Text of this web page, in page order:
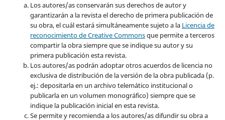
Los autores/as conservarán sus derechos de autor y
garantizarán a la revista el derecho de primera publicación de
su obra, el cuál estará simultáneamente sujeto a la Licencia de
reconocimiento de Creative Commonsque permite a terceros
compartir la obra siempre que se indique su autor y su
primera publicación esta revista.
Los autores/as podrán adoptar otros acuerdos de licencia no
exclusiva de distribución de la versión de la obra publicada (p.
ej.: depositarla en un archivo telemático institucional o
publicarla en un volumen monográfico) siempre que se
indique la publicación inicial en esta revista.
Se permite y recomienda a los autores/as difundir su obra a